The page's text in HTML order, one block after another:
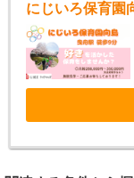
にじいろ保育園